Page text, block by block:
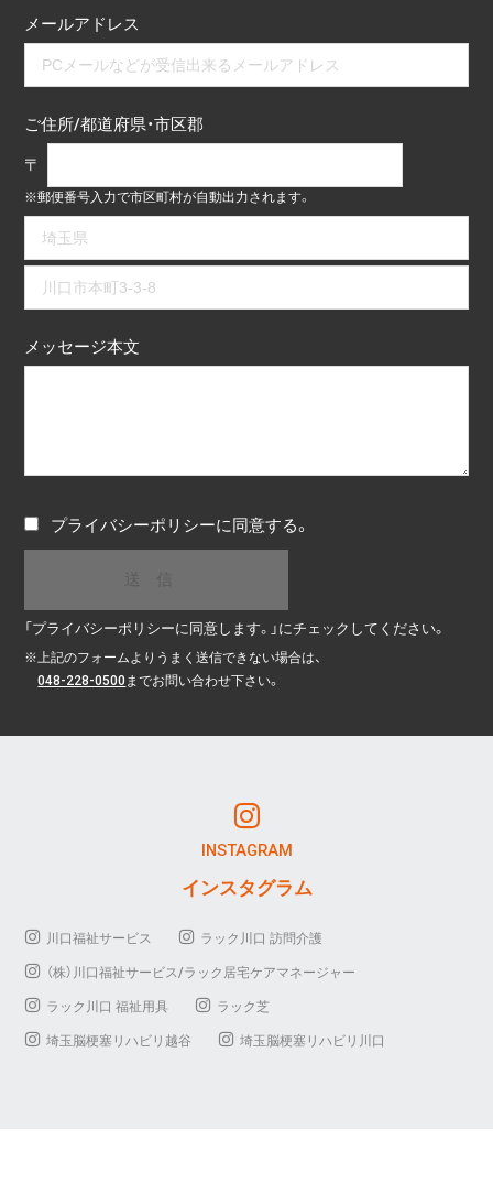
メールアドレス
ご住所/都道府県・市区郡
〒
※郵便番号入力で市区町村が自動出力されます。
メッセージ本文
プライバシーポリシーに同意する。
「プライバシーポリシーに同意します。」にチェックしてください。
※上記のフォームよりうまく送信できない場合は、
048-228-0500までお問い合わせ下さい。
INSTAGRAM
インスタグラム
川口福祉サービス
ラック川口 訪問介護
（株）川口福祉サービス/ラック居宅ケアマネージャー
ラック川口 福祉用具
ラック芝
埼玉脳梗塞リハビリ越谷
埼玉脳梗塞リハビリ川口